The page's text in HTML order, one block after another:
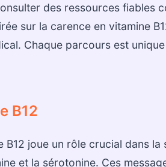
des ressources fiables
sur la carence en vitamine
Chaque parcours est
B12
joue un rôle crucial dans la
et la sérotonine. Ces